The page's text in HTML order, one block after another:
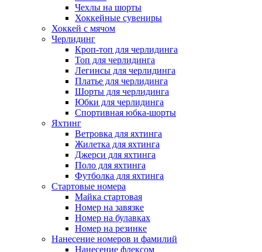
Чехлы на шорты
Хоккейные сувениры
Хоккей с мячом
Черлидинг
Кроп-топ для черлидинга
Топ для черлидинга
Легинсы для черлидинга
Платье для черлидинга
Шорты для черлидинга
Юбки для черлидинга
Спортивная юбка-шорты
Яхтинг
Ветровка для яхтинга
Жилетка для яхтинга
Джерси для яхтинга
Поло для яхтинга
Футболка для яхтинга
Стартовые номера
Майка стартовая
Номер на завязке
Номер на булавках
Номер на резинке
Нанесение номеров и фамилий
Нанесение флексом